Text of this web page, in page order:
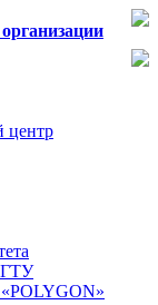
центр
«POLYGON»